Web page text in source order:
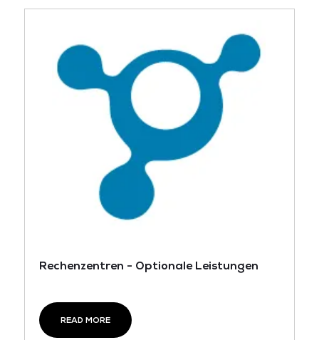
Rechenzentren - Optionale Leistungen
READ MORE